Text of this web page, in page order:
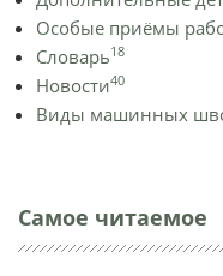
Особые приёмы
Словарь18
Новости40
Виды машинных
Самое читаемое